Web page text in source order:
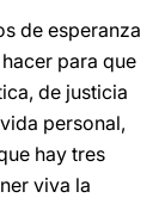
de esperanza
para que
de justicia
personal,
hay tres
viva la